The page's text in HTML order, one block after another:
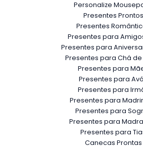
Personalize
Presentes Prontos
Presentes
Presentes para
Presentes para
Presentes para Chá
Presentes para
Presentes para
Presentes para
Presentes para
Presentes para
Presentes para
Presentes para
Canecas Prontas